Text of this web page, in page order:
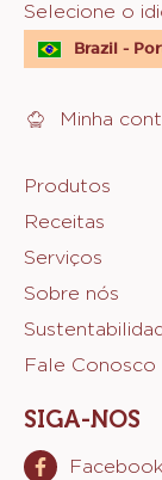
Website
quick
links
Selecione o
Brazil -
Minha
Footer
Sicao
Produtos
Receitas
Serviços
Sobre nós
Fale Conosco
SIGA-NOS
Facebook